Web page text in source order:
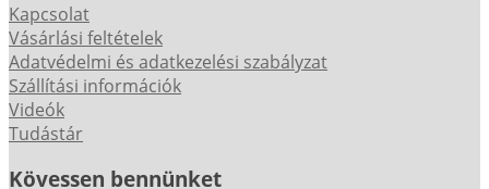
Kapcsolat
Vásárlási feltételek
Adatvédelmi és adatkezelési szabályzat
Szállítási információk
Videók
Tudástár
Kövessen bennünket